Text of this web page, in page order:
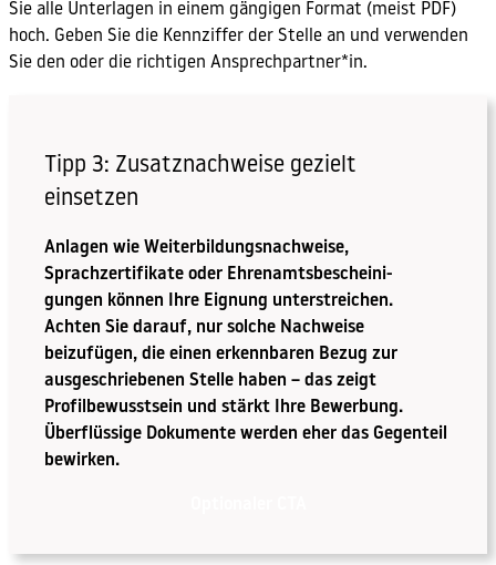
Tipp 3: Zusatznachweise gezielt
einsetzen
Anlagen wie Weiterbildungsnachweise,
Sprachzertifikate oder Ehrenamtsbescheini-
gungen können Ihre Eignung unterstreichen.
Achten Sie darauf, nur solche Nachweise
beizufügen, die einen erkennbaren Bezug zur
ausgeschriebenen Stelle haben – das zeigt
Profilbewusstsein und stärkt Ihre Bewerbung.
Überflüssige Dokumente werden eher das Gegenteil
bewirken.
Sie alle Unterlagen in einem gängigen Format (meist PDF)
hoch. Geben Sie die Kennziffer der Stelle an und verwenden
Sie den oder die richtigen Ansprechpartner*in.